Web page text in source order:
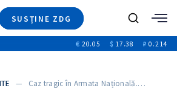
SUSȚINE ZDG
Ştiri
Video
€ 20.05 $ 17.38 ₽ 0.214
— Caz tragic în Armata Națională.…